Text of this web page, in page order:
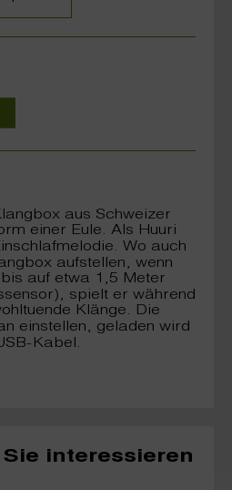
aus Schweizer
einer Eule. Als Huuri
Wo auch
aufstellen, wenn
auf etwa 1,5 Meter
spielt er während
Klänge. Die
einstellen, geladen wird
Kabel.
Sie interessieren